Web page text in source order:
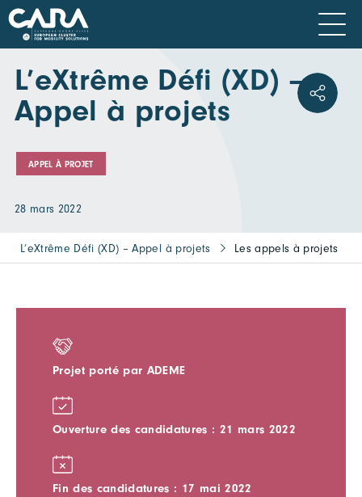
L’eXtrême Défi (XD) –
Appel à projets
APPEL À PROJET
28 mars 2022
L’eXtrême Défi (XD) – Appel à projets Les appels à projets
Projet porté par ADEME
Ouverture des candidatures : 21 mars 2022
Fin des candidatures : 17 mai 2022